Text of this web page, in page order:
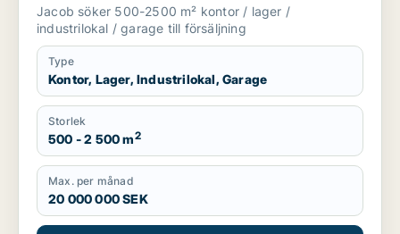
Jacob söker 500-2500 m² kontor / lager /
industrilokal / garage till försäljning
Type
Kontor, Lager, Industrilokal, Garage
Storlek
500 - 2 500 m2
Max. per månad
20 000 000 SEK